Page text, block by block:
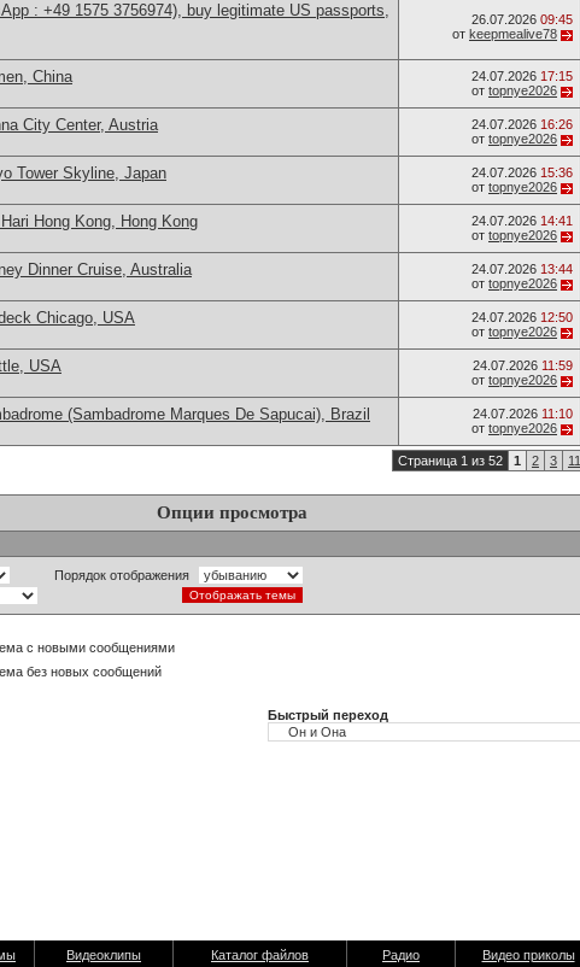
: +49 1575 3756974), buy legitimate US passports,
26.07.2026 09:45
от keepmealive78
China 24.07.2026 17:15
от topnye2026
City Center, Austria 24.07.2026 16:26
от topnye2026
Tower Skyline, Japan 24.07.2026 15:36
от topnye2026
Hong Kong, Hong Kong 24.07.2026 14:41
от topnye2026
Dinner Cruise, Australia 24.07.2026 13:44
от topnye2026
Chicago, USA 24.07.2026 12:50
от topnye2026
USA 24.07.2026 11:59
от topnye2026
(Sambadrome Marques De Sapucai), Brazil 24.07.2026 11:10
от topnye2026
Страница 1 из 52 1 2 3 11
Опции просмотра
Порядок отображения
с новыми сообщениями
без новых сообщений
Быстрый переход
Видеоклипы Каталог файлов Радио Видео приколы